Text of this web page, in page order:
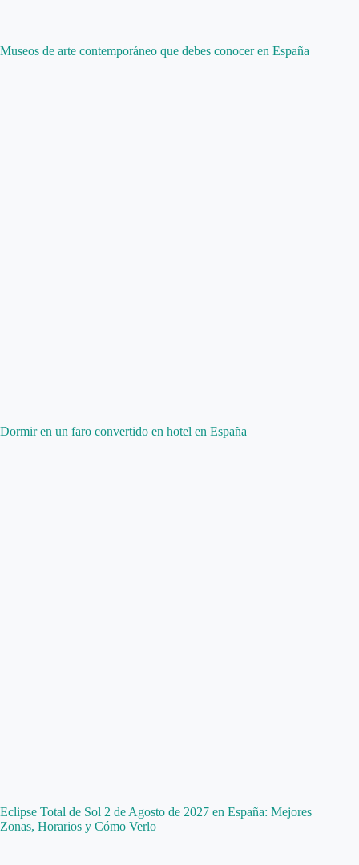
Museos de arte contemporáneo que debes conocer en España
Dormir en un faro convertido en hotel en España
Eclipse Total de Sol 2 de Agosto de 2027 en España: Mejores
Zonas, Horarios y Cómo Verlo